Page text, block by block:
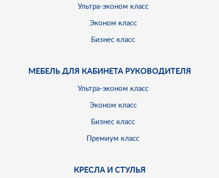
Ультра-эконом класс
Эконом класс
Бизнес класс
МЕБЕЛЬ ДЛЯ КАБИНЕТА РУКОВОДИТЕЛЯ
Ультра-эконом класс
Эконом класс
Бизнес класс
Премиум класс
КРЕСЛА И СТУЛЬЯ